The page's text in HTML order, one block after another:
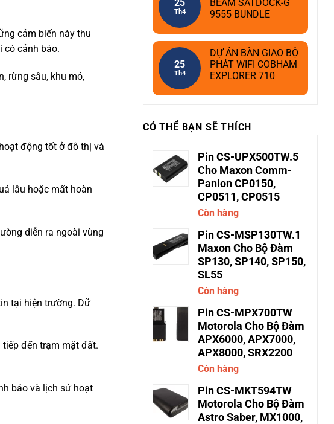
cảm biến này thu
có cảnh báo.
rừng sâu, khu mỏ,
động tốt ở đô thị và
lâu hoặc mất hoàn
diễn ra ngoài vùng
tại hiện trường. Dữ
tiếp đến trạm mặt đất.
báo và lịch sử hoạt
25
Th4
BEAM SATDOCK-G
9555 BUNDLE
25
Th4
DỰ ÁN BÀN GIAO BỘ
PHÁT WIFI COBHAM
EXPLORER 710
CÓ THỂ BẠN SẼ THÍCH
Pin CS-UPX500TW.5
Cho Maxon Comm-
Panion CP0150,
CP0511, CP0515
Còn hàng
Pin CS-MSP130TW.1
Maxon Cho Bộ Đàm
SP130, SP140, SP150,
SL55
Còn hàng
Pin CS-MPX700TW
Motorola Cho Bộ Đàm
APX6000, APX7000,
APX8000, SRX2200
Còn hàng
Pin CS-MKT594TW
Motorola Cho Bộ Đàm
Astro Saber, MX1000,